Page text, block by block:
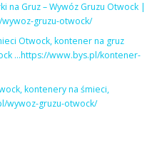
na Gruz – Wywóz Gruzu Otwock |
gruzu-otwock/
Otwock, kontener na gruz
…https://www.bys.pl/kontener-
kontenery na śmieci,
wywoz-gruzu-otwock/